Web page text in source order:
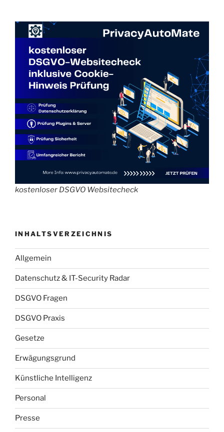
kostenloser DSGVO Websitecheck
INHALTSVERZEICHNIS
Allgemein
Datenschutz & IT-Security Radar
DSGVO Fragen
DSGVO Praxis
Gesetze
Erwägungsgrund
Künstliche Intelligenz
Personal
Presse